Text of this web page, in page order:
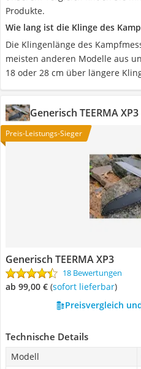
Produkte.
Wie lang ist die Klinge des
Die Klingenlänge des
meisten anderen Modelle aus
18 oder 28 cm über längere
Generisch TEERMA XP3
Preis-Leistungs-Sieger
Generisch TEERMA XP3
18 Bewertungen
ab 99,00 € ( Sofort lieferbar)
Preisvergleich
Technische Details
Modell